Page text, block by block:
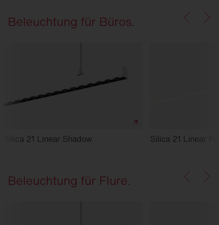
Beleuchtung für Büros.
Silica 21 Linear Shadow Silica 21 Linear
Beleuchtung für Flure.